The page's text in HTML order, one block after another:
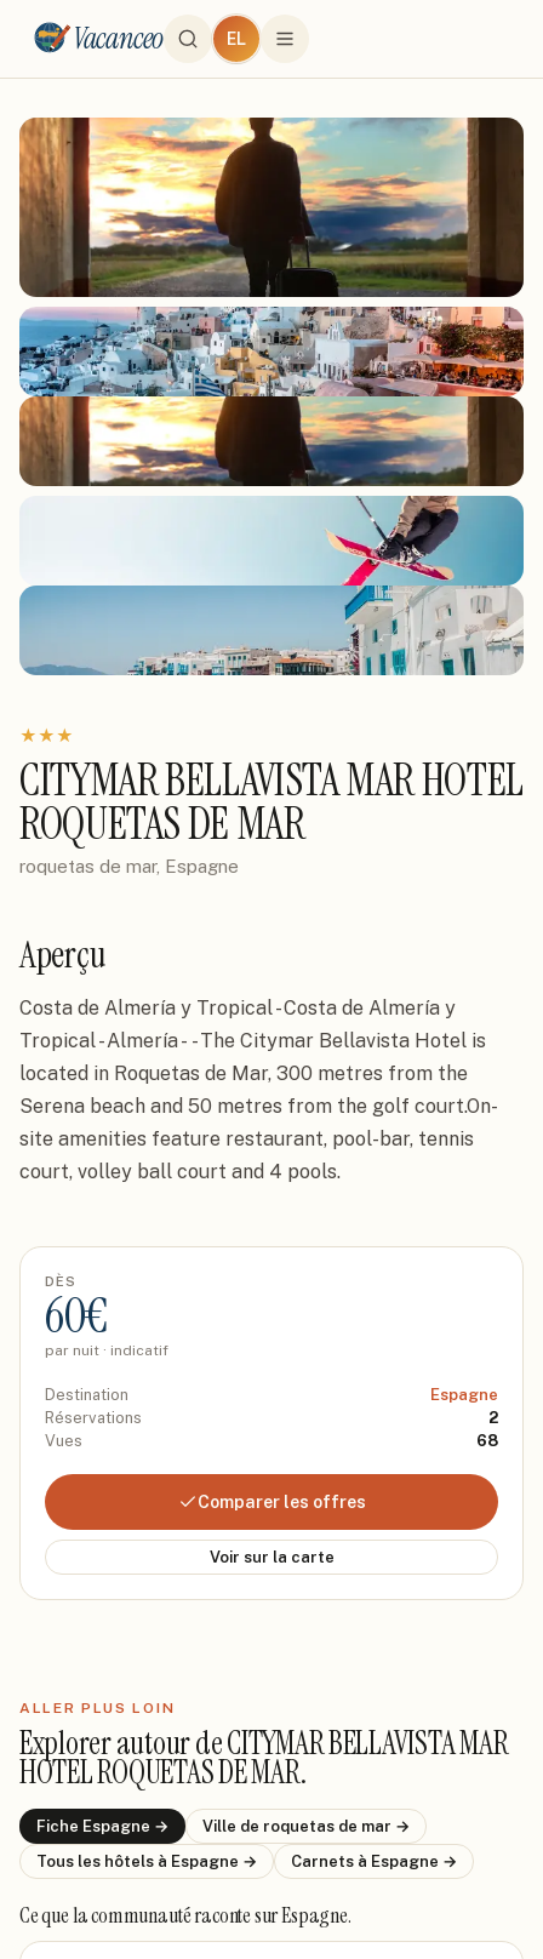
Vacanceo EL
★★★
CITYMAR BELLAVISTA MAR HOTEL
ROQUETAS DE MAR
roquetas de mar, Espagne
Aperçu
Costa de Almería y Tropical - Costa de Almería y
Tropical - Almería -  - The Citymar Bellavista Hotel is
located in Roquetas de Mar, 300 metres from the
Serena beach and 50 metres from the golf court.On-
site amenities feature restaurant, pool-bar, tennis
court, volley ball court and 4 pools.
DÈS
60€
par nuit · indicatif
Destination
Espagne
Réservations
2
Vues
68
Comparer les offres
Voir sur la carte
ALLER PLUS LOIN
Explorer autour deCITYMAR BELLAVISTA MAR
HOTEL ROQUETAS DE MAR.
Fiche Espagne → Ville de roquetas de mar →
Tous les hôtels à Espagne → Carnets à Espagne →
Ce que la communauté racontesur Espagne.